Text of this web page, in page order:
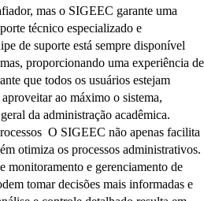
mas o SIGEEC garante uma
técnico especializado e
de suporte está sempre disponível
proporcionando uma experiência de
que todos os usuários estejam
ao máximo o sistema,
da administração acadêmica.
O SIGEEC não apenas facilita
otimiza os processos administrativos.
monitoramento e gerenciamento de
tomar decisões mais informadas e